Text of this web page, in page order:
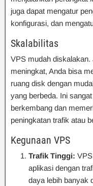
juga dapat mengatur
konfigurasi, dan
Skalabilitas
VPS mudah
meningkat, Anda bisa
ruang disk dengan
yang berbeda. Ini
berkembang dan
peningkatan trafik atau
Kegunaan VPS
Trafik Tinggi:
aplikasi dengan
daya lebih banyak